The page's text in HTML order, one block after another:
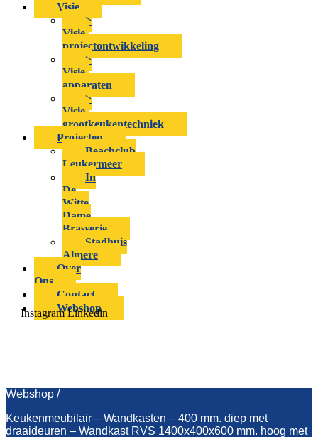
Visie
>
Visie-
projectontwikkeling
>
Visie-
apparaten
>
Visie-
grootkeukentechniek
Projecten
Beachclub
Leukermeer
In
De
Witte
Dame
Brasserie
Stadhuis
Almere
Over
Ons
Contact
Webshop
Instagram Linkedin
Webshop /
Keukenmeubilair – Wandkasten – 400 mm. diep met
draaideuren – Wandkast RVS 1400x400x600 mm. hoog met